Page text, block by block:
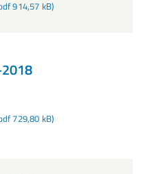
914,57 kB)
729,80 kB)